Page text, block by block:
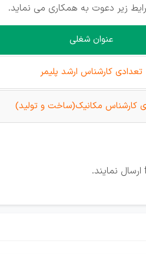
زیر دعوت به همکاری می نماید.
عنوان شغلی
تعدادی کارشناس ارشد پلیمر
کارشناس مکانیک(ساخت و تولید)